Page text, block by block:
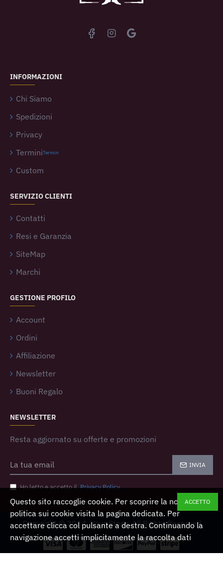
INFORMAZIONI
Chi Siamo
Spedizioni
Privacy
TerminiTermin
Custom
SERVIZIO CLIENTI
Contatti
Resi e Garanzia
SiteMap
Marchi
GESTIONE PROFILO
Account
Ordini
Affiliazione
Newsletter
Buoni Regalo
NEWSLETTER
Resta aggiornato su offerte e promozioni
INVIA
Ho letto e accetto ilPrivacy Policy
Copyright © 2014, Your Store, All Rights Reserved
ACCETTO
Questo sito raccoglie cookie. Per scoprire la nostra
politica sui cookie visita la pagina dedicata. Per
accettare clicca col pulsante a destra. Continuando la
navigazione accetti implicitamente la raccolta dati